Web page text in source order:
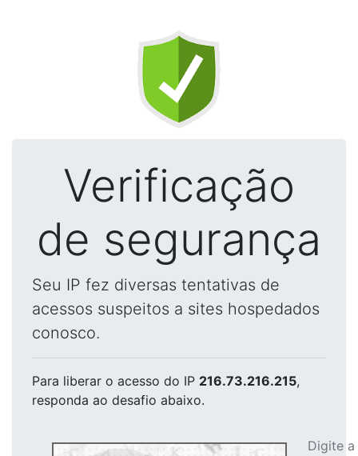
Verificação
de segurança
Seu IP fez diversas tentativas de
acessos suspeitos a sites hospedados
conosco.
Para liberar o acesso do IP 216.73.216.215,
responda ao desafio abaixo.
Digite